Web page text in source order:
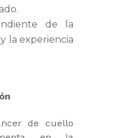
de la
la experiencia
de cuello